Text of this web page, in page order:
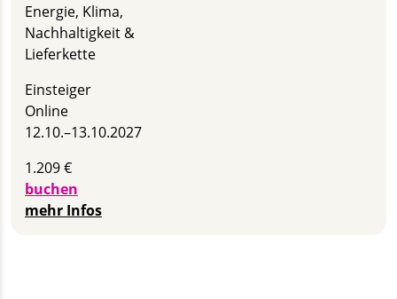
Energie, Klima,
Nachhaltigkeit &
Lieferkette
Einsteiger
Online
12.10.–13.10.2027
1.209 €
buchen
mehr Infos